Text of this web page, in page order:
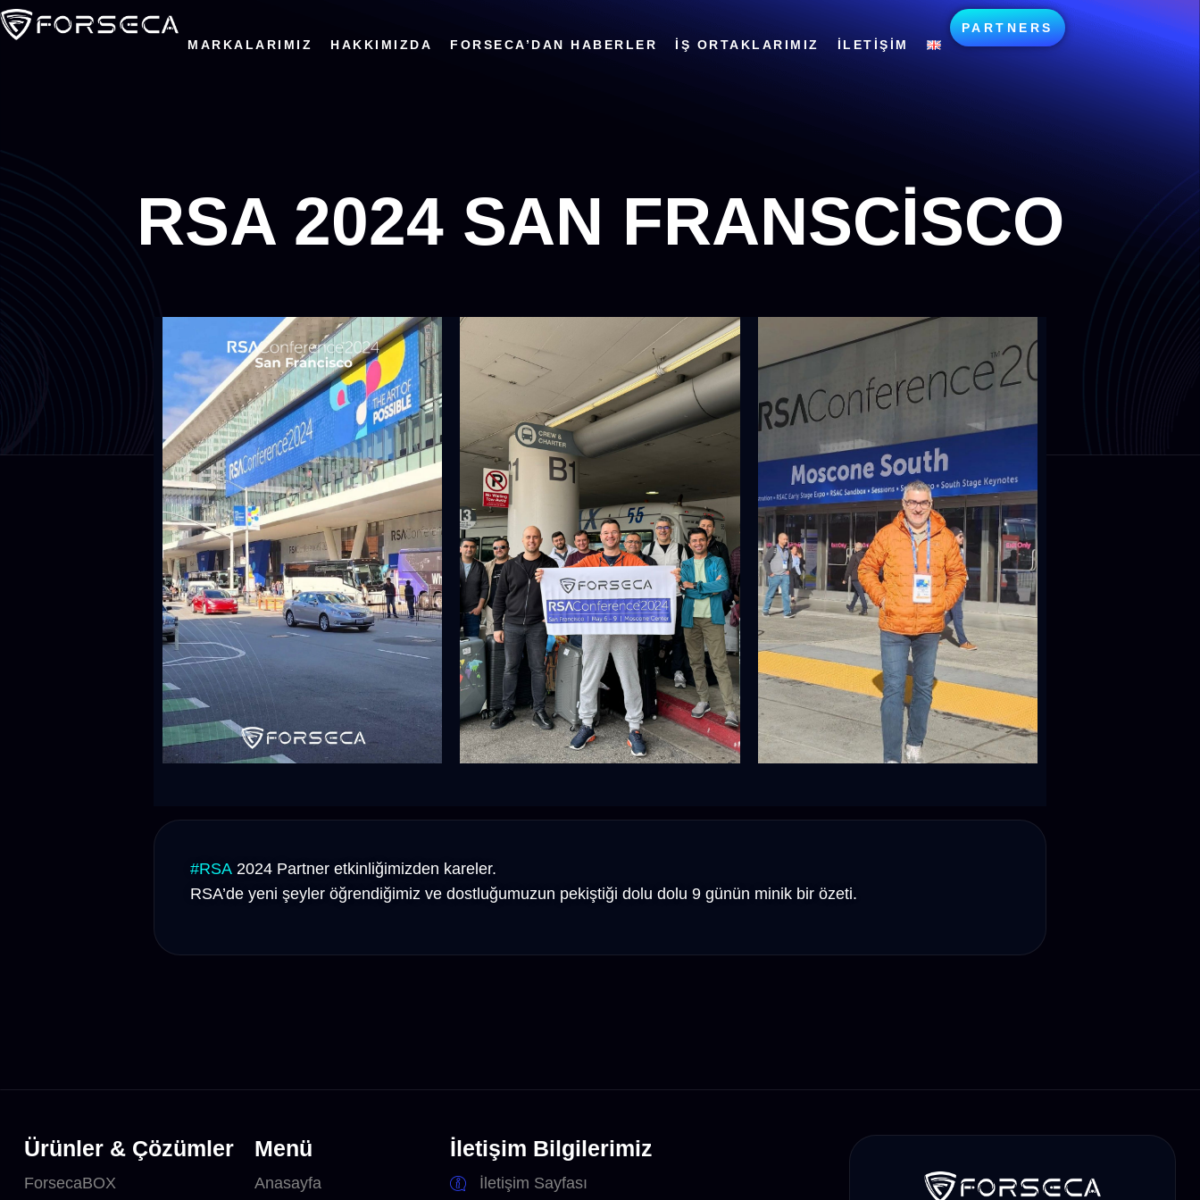
MARKALARIMIZ HAKKIMIZDA FORSECA’DAN HABERLER İŞ ORTAKLARIMIZ İLETIŞIM
PARTNERS
RSA 2024 SAN FRANSCISCO
#RSA 2024 Partner etkinliğimizden kareler.
RSA’de yeni şeyler öğrendiğimiz ve dostluğumuzun pekiştiği dolu dolu 9 günün minik bir özeti.
Ürünler & Çözümler
ForsecaBOX
Menü
Anasayfa
İletişim Bilgilerimiz
İletişim Sayfası